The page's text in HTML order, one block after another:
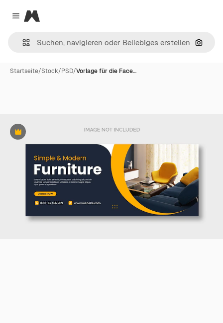
Close menu
Magnific
Nach
Startseite/Stock/PSD/Vorlage für die Face…
Premium